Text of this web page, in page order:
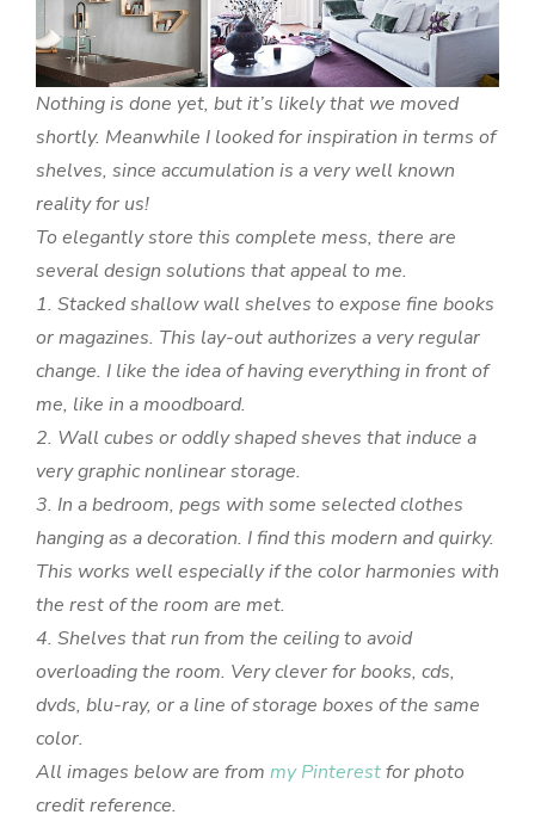
Nothing is done yet, but it’s likely that we moved
shortly. Meanwhile I looked for inspiration in terms of
shelves, since accumulation is a very well known
reality for us!
To elegantly store this complete mess, there are
several design solutions that appeal to me.
1. Stacked shallow wall shelves to expose fine books
or magazines. This lay-out authorizes a very regular
change. I like the idea of having everything in front of
me, like in a moodboard.
2. Wall cubes or oddly shaped sheves that induce a
very graphic nonlinear storage.
3. In a bedroom, pegs with some selected clothes
hanging as a decoration. I find this modern and quirky.
This works well especially if the color harmonies with
the rest of the room are met.
4. Shelves that run from the ceiling to avoid
overloading the room. Very clever for books, cds,
dvds, blu-ray, or a line of storage boxes of the same
color.
All images below are from my Pinterestfor photo
credit reference.